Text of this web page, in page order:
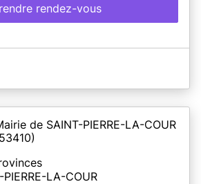
rendez-vous
de SAINT-PIERRE-LA-COUR
PIERRE-LA-COUR